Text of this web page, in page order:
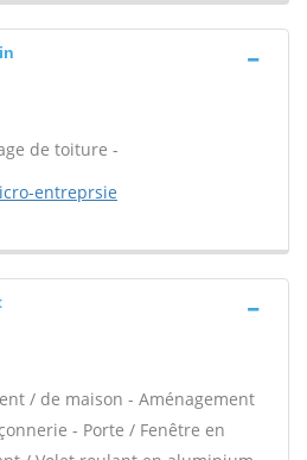
de toiture -
entreprsie
/ de maison - Aménagement
- Porte / Fenêtre en